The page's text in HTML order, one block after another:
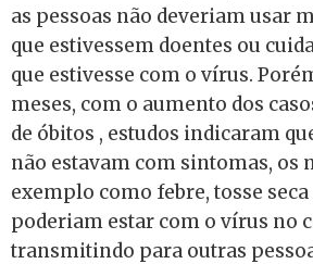
as pessoas não deveriam usar
que estivessem doentes ou
que estivesse com o vírus.
meses, com o aumento dos
de óbitos , estudos indicaram
não estavam com sintomas, os
exemplo como febre, tosse seca
poderiam estar com o vírus no
transmitindo para outras